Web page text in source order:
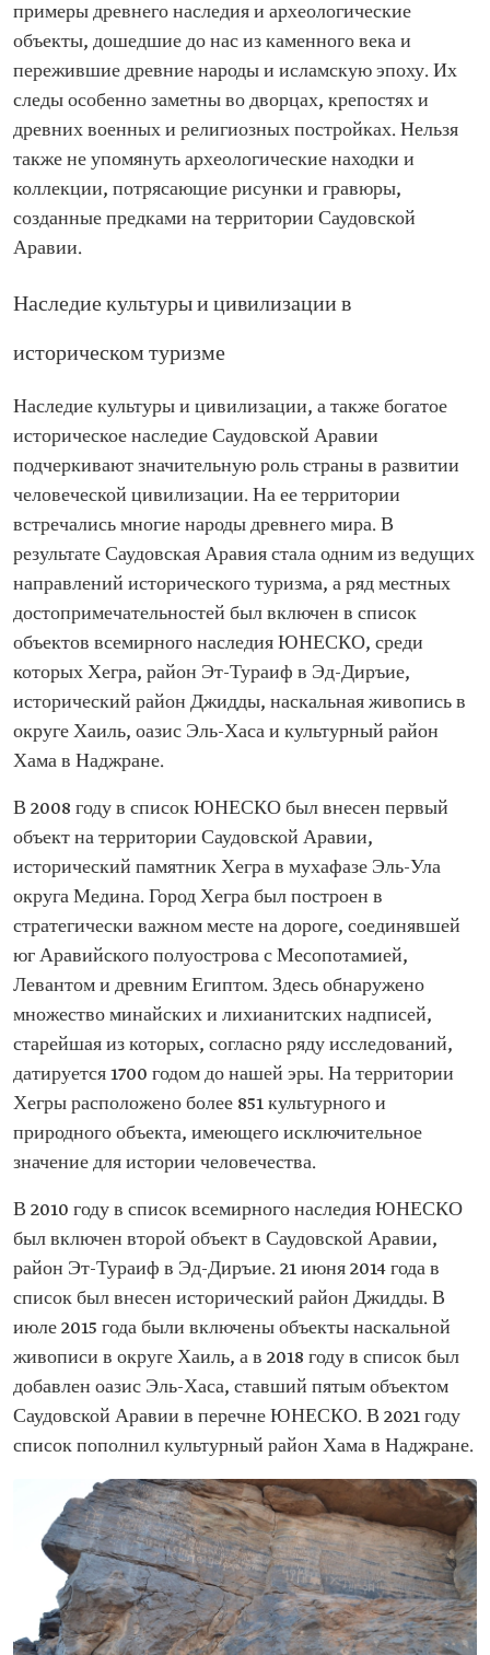
примеры древнего наследия и археологические
объекты, дошедшие до нас из каменного века и
пережившие древние народы и исламскую эпоху. Их
следы особенно заметны во дворцах, крепостях и
древних военных и религиозных постройках. Нельзя
также не упомянуть археологические находки и
коллекции, потрясающие рисунки и гравюры,
созданные предками на территории Саудовской
Аравии.
Наследие культуры и цивилизации в
историческом туризме
Наследие культуры и цивилизации, а также богатое
историческое наследие Саудовской Аравии
подчеркивают значительную роль страны в развитии
человеческой цивилизации. На ее территории
встречались многие народы древнего мира. В
результате Саудовская Аравия стала одним из ведущих
направлений исторического туризма, а ряд местных
достопримечательностей был включен в список
объектов всемирного наследия ЮНЕСКО, среди
которых Хегра, район Эт-Тураиф в Эд-Диръие,
исторический район Джидды, наскальная живопись в
округе Хаиль, оазис Эль-Хаса и культурный район
Хама в Наджране.
В 2008 году в список ЮНЕСКО был внесен первый
объект на территории Саудовской Аравии,
исторический памятник Хегра в мухафазе Эль-Ула
округа Медина. Город Хегра был построен в
стратегически важном месте на дороге, соединявшей
юг Аравийского полуострова с Месопотамией,
Левантом и древним Египтом. Здесь обнаружено
множество минайских и лихианитских надписей,
старейшая из которых, согласно ряду исследований,
датируется 1700 годом до нашей эры. На территории
Хегры расположено более 851 культурного и
природного объекта, имеющего исключительное
значение для истории человечества.
В 2010 году в список всемирного наследия ЮНЕСКО
был включен второй объект в Саудовской Аравии,
район Эт-Тураиф в Эд-Диръие. 21 июня 2014 года в
список был внесен исторический район Джидды. В
июле 2015 года были включены объекты наскальной
живописи в округе Хаиль, а в 2018 году в список был
добавлен оазис Эль-Хаса, ставший пятым объектом
Саудовской Аравии в перечне ЮНЕСКО. В 2021 году
список пополнил культурный район Хама в Наджране.